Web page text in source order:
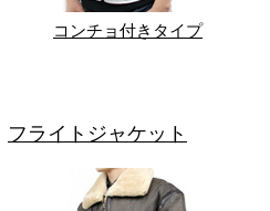
コンチョ付きタイプ
フライトジャケット